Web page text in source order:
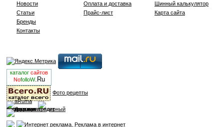
Новости
Статьи
Бренды
Контакты
Оплата и доставка
Прайс-лист
Шинный калькулятор
Карта сайта
каталог сайтов
NofolloW.Ru
Фото рецепты